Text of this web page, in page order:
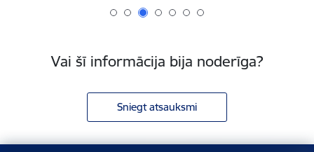
Vai šī informācija bija noderīga?
Sniegt atsauksmi